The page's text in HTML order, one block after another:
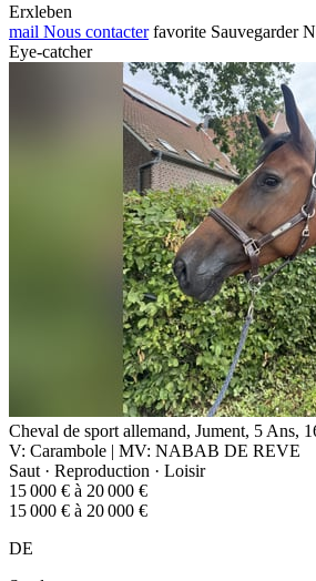
Erxleben
mail Nous contacter favorite Sauvegarder
Eye-catcher
Cheval de sport allemand, Jument, 5 Ans,
V: Carambole | MV: NABAB DE REVE
Saut · Reproduction · Loisir
15 000 € à 20 000 €
15 000 € à 20 000 €
DE